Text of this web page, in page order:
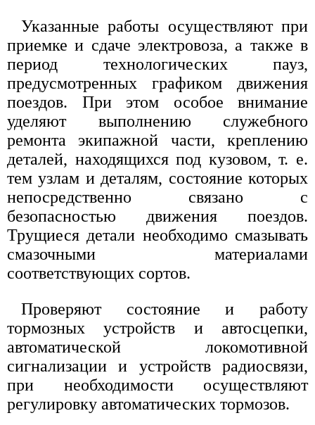
Указанные работы осуществляют при
приемке и сдаче электровоза, а также в
период технологических пауз,
предусмотренных графиком движения
поездов. При этом особое внимание
уделяют выполнению служебного
ремонта экипажной части, креплению
деталей, находящихся под кузовом, т. е.
тем узлам и деталям, состояние которых
непосредственно связано с
безопасностью движения поездов.
Трущиеся детали необходимо смазывать
смазочными материалами
соответствующих сортов.
Проверяют состояние и работу
тормозных устройств и автосцепки,
автоматической локомотивной
сигнализации и устройств радиосвязи,
при необходимости осуществляют
регулировку автоматических тормозов.